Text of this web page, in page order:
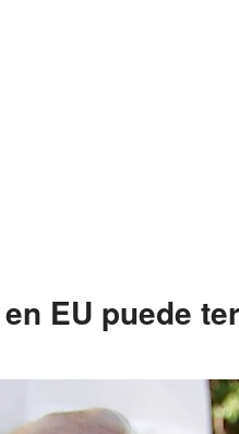
EU puede